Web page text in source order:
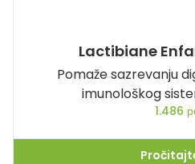
Lactibiane
Pomaže sazrevanju
imunološkog
1.486